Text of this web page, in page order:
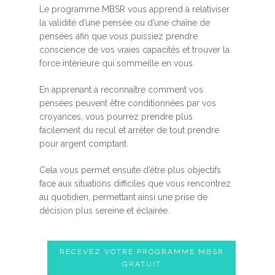
Le programme MBSR vous apprend à relativiser
la validité d’une pensée ou d’une chaîne de
pensées afin que vous puissiez prendre
conscience de vos vraies capacités et trouver la
force intérieure qui sommeille en vous.
En apprenant à reconnaître comment vos
pensées peuvent être conditionnées par vos
croyances, vous pourrez prendre plus
facilement du recul et arrêter de tout prendre
pour argent comptant.
Cela vous permet ensuite d’être plus objectifs
face aux situations difficiles que vous rencontrez
au quotidien, permettant ainsi une prise de
décision plus sereine et éclairée.
RECEVEZ VOTRE PROGRAMME MBSR
GRATUIT